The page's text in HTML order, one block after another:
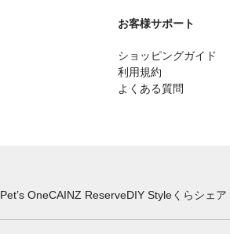
お客様サポート
ショッピングガイド
利用規約
よくある質問
Pet’s OneCAINZ ReserveDIY Styleくらシェア